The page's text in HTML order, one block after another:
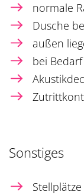
normale
Dusche
außen
bei
Sonstiges